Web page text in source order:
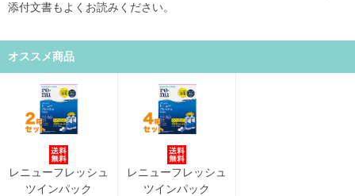
添付文書もよくお読みください。
オススメ商品
レニューフレッシュ
ツインパック
レニューフレッシュ
ツインパック